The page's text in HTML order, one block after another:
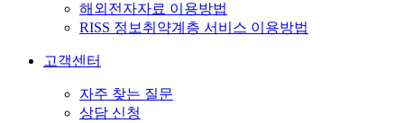
해외전자자료 이용방법
RISS 정보취약계층 서비스 이용방법
고객센터
자주 찾는 질문
상담 신청